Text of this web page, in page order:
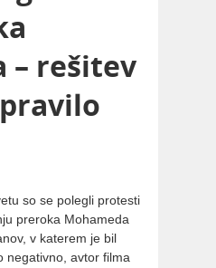
– rešitev
so se polegli protesti
preroka Mohameda
v katerem je bil
negativno, avtor filma